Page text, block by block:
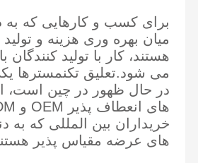
برای کسب و کارهایی که به
میان بهره وری هزینه و
هستند، کار با تولید
می شود.تعلیق تکنمسترها
در حال ظهور در چین است،
خریداران بین المللی که به
های عرضه مقیاس پذیر